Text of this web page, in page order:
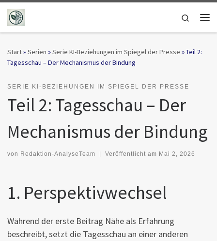
Zum Inhalt springen
Search
Start»Serien »Serie KI-Beziehungen im Spiegel der Presse »Teil 2:
Tagesschau – Der Mechanismus der Bindung
SERIE KI-BEZIEHUNGEN IM SPIEGEL DER PRESSE
Teil 2: Tagesschau – Der
Mechanismus der Bindung
von Redaktion-AnalyseTeam Veröffentlicht am Mai 2, 2026
1. Perspektivwechsel
Während der erste Beitrag Nähe als Erfahrung
beschreibt, setzt die Tagesschau an einer anderen